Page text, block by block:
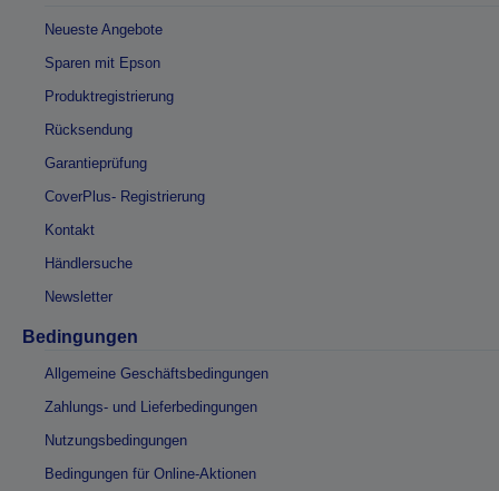
Neueste Angebote
Sparen mit Epson
Produktregistrierung
Rücksendung
Garantieprüfung
CoverPlus- Registrierung
Kontakt
Händlersuche
Newsletter
Bedingungen
Allgemeine Geschäftsbedingungen
Zahlungs- und Lieferbedingungen
Nutzungsbedingungen
Bedingungen für Online-Aktionen